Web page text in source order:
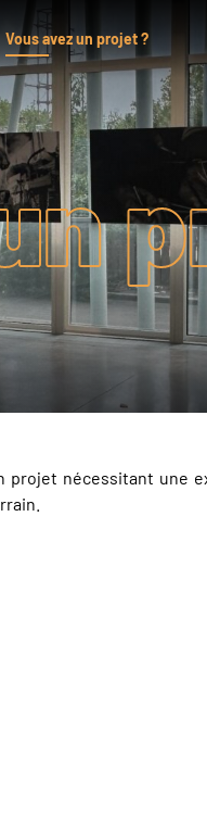
Vous avez un projet ?
nécessitant une